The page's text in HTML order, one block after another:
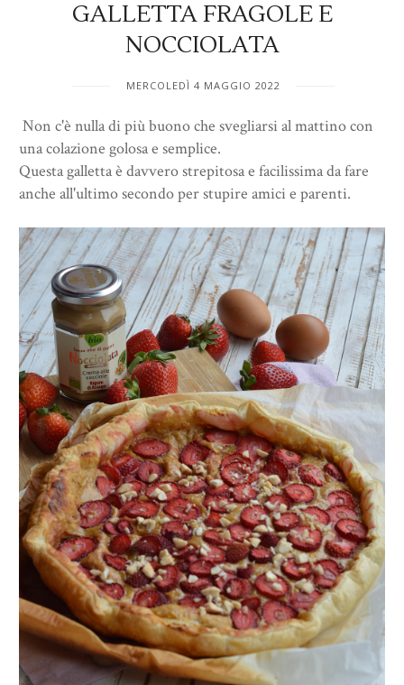
GALLETTA FRAGOLE E
NOCCIOLATA
MERCOLEDÌ 4 MAGGIO 2022
Non c'è nulla di più buono che svegliarsi al mattino con
una colazione golosa e semplice.
Questa galletta è davvero strepitosa e facilissima da fare
anche all'ultimo secondo per stupire amici e parenti.